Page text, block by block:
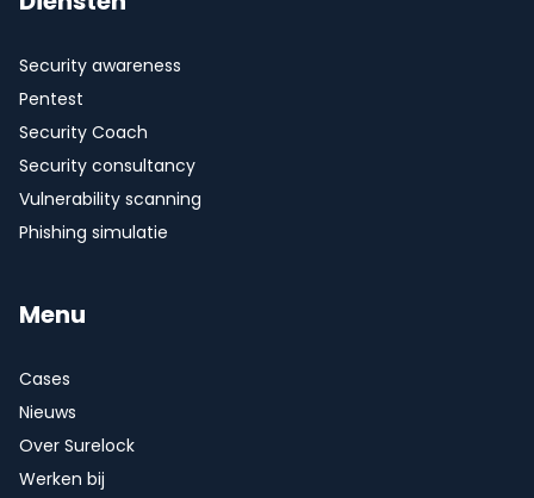
Security awareness
Pentest
Security Coach
Security consultancy
Vulnerability scanning
Phishing simulatie
Menu
Cases
Nieuws
Over Surelock
Werken bij